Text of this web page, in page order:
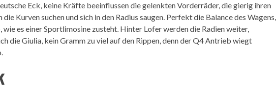
Eck, keine Kräfte beeinflussen die gelenkten Vorderräder, die gierig ihren
Kurven suchen und sich in den Radius saugen. Perfekt die Balance des Wagens,
wie es einer Sportlimosine zusteht. Hinter Lofer werden die Radien weiter,
die Giulia, kein Gramm zu viel auf den Rippen, denn der Q4 Antrieb wiegt